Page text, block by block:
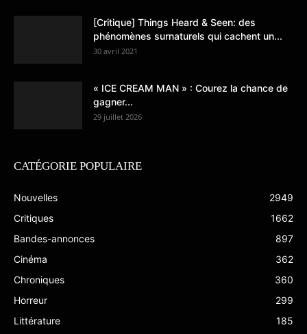
[Critique] Things Heard & Seen: des
phénomènes surnaturels qui cachent un...
30 avril 2021
« ICE CREAM MAN » : Courez la chance de
gagner...
29 juillet 2026
CATÉGORIE POPULAIRE
Nouvelles
2949
Critiques
1662
Bandes-annonces
897
Cinéma
362
Chroniques
360
Horreur
299
Littérature
185